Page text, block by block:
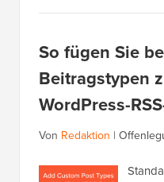
So fügen Sie
Beitragstypen
WordPress-
Von Redaktion |